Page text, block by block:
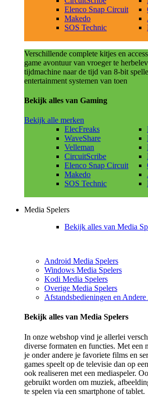
Elenco Snap Circuit
Makedo
SOS Technic
Verschillende complete kitjes en
game avontuur van vroeger te
tijdmachine naar de tijd van 8-bit
entertainment systemen van toen
Bekijk alles van Gaming
Bekijk alle merken
ElecFreaks
WaveShare
Velleman
CircuitScribe
Elenco Snap Circuit
Makedo
SOS Technic
Media Spelers
Bekijk alles van Media
Android Media Spelers
Windows Media Spelers
Kodi Media Spelers
Overige Media Spelers
Afstandsbedieningen en Andere
Bekijk alles van Media Spelers
In onze webshop vind je allerlei
diverse formaten en functies. Met een
je onder andere je favoriete films en
games speelt op de televisie dan op
ook realiseren met een mediaspeler.
gebruikt worden om muziek,
te spelen via een smartphone of tablet.